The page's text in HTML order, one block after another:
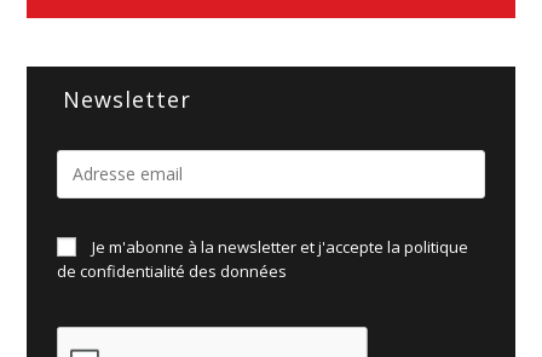
Newsletter
Je m'abonne à la newsletter et j'accepte la politique
deconfidentialité des données